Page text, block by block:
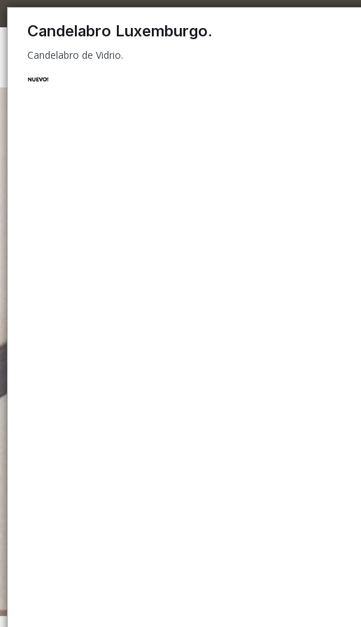
Candelabro de Vidrio.
Candelabro Luxemburgo.
Candelabro de Vidrio.